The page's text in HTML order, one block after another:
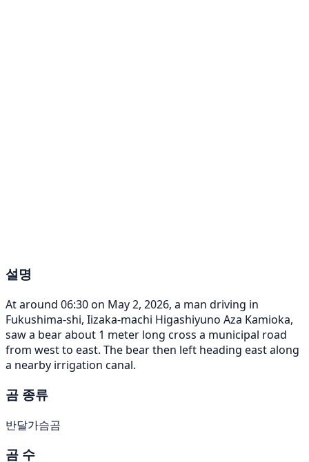
설명
At around 06:30 on May 2, 2026, a man driving in
Fukushima-shi, Iizaka-machi Higashiyuno Aza Kamioka,
saw a bear about 1 meter long cross a municipal road
from west to east. The bear then left heading east along
a nearby irrigation canal.
곰 종류
반달가슴곰
곰 수